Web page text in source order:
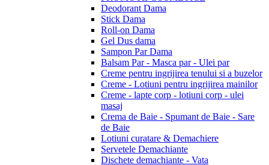
Deodorant Dama
Stick Dama
Roll-on Dama
Gel Dus dama
Sampon Par Dama
Balsam Par - Masca par - Ulei par
Creme pentru ingrijirea tenului si a buzelor
Creme - Lotiuni pentru ingrijirea mainilor
Creme - lapte corp - lotiuni corp - ulei
masaj
Crema de Baie - Spumant de Baie - Sare
de Baie
Lotiuni curatare & Demachiere
Servetele Demachiante
Dischete demachiante - Vata